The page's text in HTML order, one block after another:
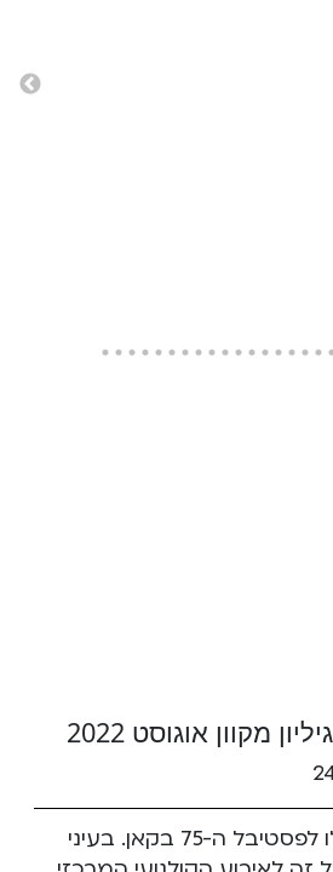
מקוון אוגוסט 2022
גיליון זה מוקדש כולו לפסטיבל ה-75 בקאן. בעיני